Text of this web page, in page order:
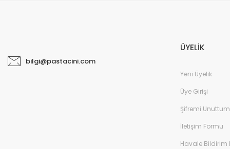
bilgi@pastacini.com
ÜYELİK
Yeni Üyelik
Üye Girişi
Şifremi Unuttum
İletişim Formu
Havale Bildirim